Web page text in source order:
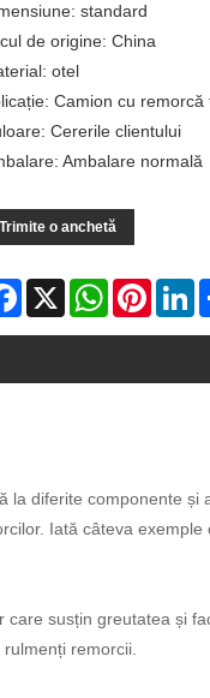
standard
de origine: China
otel
Camion cu remorcă
Cererile clientului
Ambalare normală
Trimite o anchetă
Facebook
X WhatsApp
diferite componente și
Iată câteva
susțin greutatea și
remorcii.